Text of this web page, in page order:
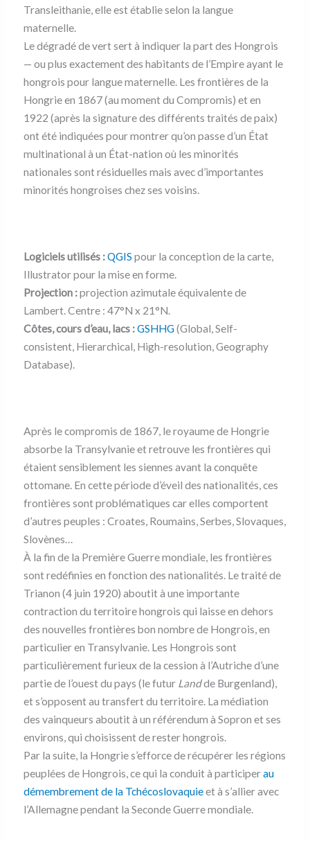
Transleithanie, elle est établie selon la langue
maternelle.
Le dégradé de vert sert à indiquer la part des Hongrois
— ou plus exactement des habitants de l’Empire ayant le
hongrois pour langue maternelle. Les frontières de la
Hongrie en 1867 (au moment du Compromis) et en
1922 (après la signature des différents traités de paix)
ont été indiquées pour montrer qu’on passe d’un État
multinational à un État-nation où les minorités
nationales sont résiduelles mais avec d’importantes
minorités hongroises chez ses voisins.
Logiciels utilisés :QGIS pour la conception de la carte,
Illustrator pour la mise en forme.
Projection :projection azimutale équivalente de
Lambert. Centre : 47°N x 21°N.
Côtes, cours d’eau, lacs :GSHHG(Global, Self-
consistent, Hierarchical, High-resolution, Geography
Database).
Après le compromis de 1867, le royaume de Hongrie
absorbe la Transylvanie et retrouve les frontières qui
étaient sensiblement les siennes avant la conquête
ottomane. En cette période d’éveil des nationalités, ces
frontières sont problématiques car elles comportent
d’autres peuples : Croates, Roumains, Serbes, Slovaques,
Slovènes…
À la fin de la Première Guerre mondiale, les frontières
sont redéfinies en fonction des nationalités. Le traité de
Trianon (4 juin 1920) aboutit à une importante
contraction du territoire hongrois qui laisse en dehors
des nouvelles frontières bon nombre de Hongrois, en
particulier en Transylvanie. Les Hongrois sont
particulièrement furieux de la cession à l’Autriche d’une
partie de l’ouest du pays (le futur Landde Burgenland),
et s’opposent au transfert du territoire. La médiation
des vainqueurs aboutit à un référendum à Sopron et ses
environs, qui choisissent de rester hongrois.
Par la suite, la Hongrie s’efforce de récupérer les régions
peuplées de Hongrois, ce qui la conduit à participerau
démembrement de la Tchécoslovaquieet à s’allier avec
l’Allemagne pendant la Seconde Guerre mondiale.